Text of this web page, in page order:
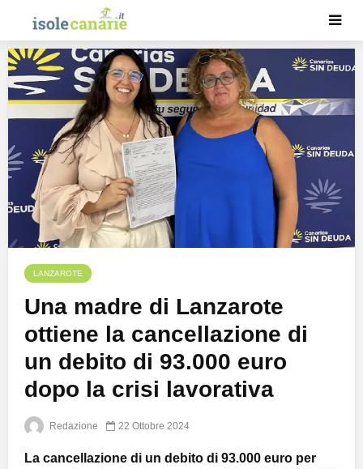
LANZAROTE
Una madre di Lanzarote
ottiene la cancellazione di
un debito di 93.000 euro
dopo la crisi lavorativa
Redazione 22 Ottobre 2024
La cancellazione di un debito di 93.000 euro per